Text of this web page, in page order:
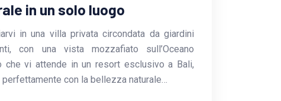
in un solo luogo
in una villa privata circondata da giardini
con una vista mozzafiato sull’Oceano
che vi attende in un resort esclusivo a Bali,
con la bellezza naturale…